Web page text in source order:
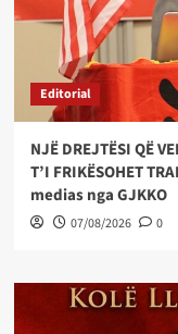
Editorial
NJË DREJTËSI QË
T’I FRIKËSOHET
medias nga GJKKO
07/08/2026 0